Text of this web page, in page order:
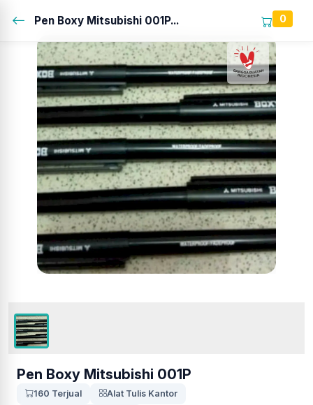
Pen Boxy Mitsubishi 001P... 0
Pen Boxy Mitsubishi 001P
160 Terjual
Alat Tulis Kantor